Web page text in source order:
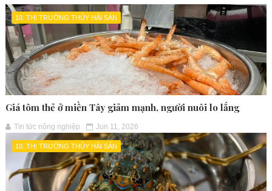
10. THỊ TRƯỜNG THỦY HẢI SẢN
Giá tôm thẻ ở miền Tây giảm mạnh, người nuôi lo lắng
Tin tức nông nghiệp Jun 11, 2026
10. THỊ TRƯỜNG THỦY HẢI SẢN